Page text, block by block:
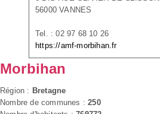
56000 VANNES
Tel. : 02 97 68 10 26
https://amf-morbihan.fr
Morbihan
Région : Bretagne
Nombre de communes :250